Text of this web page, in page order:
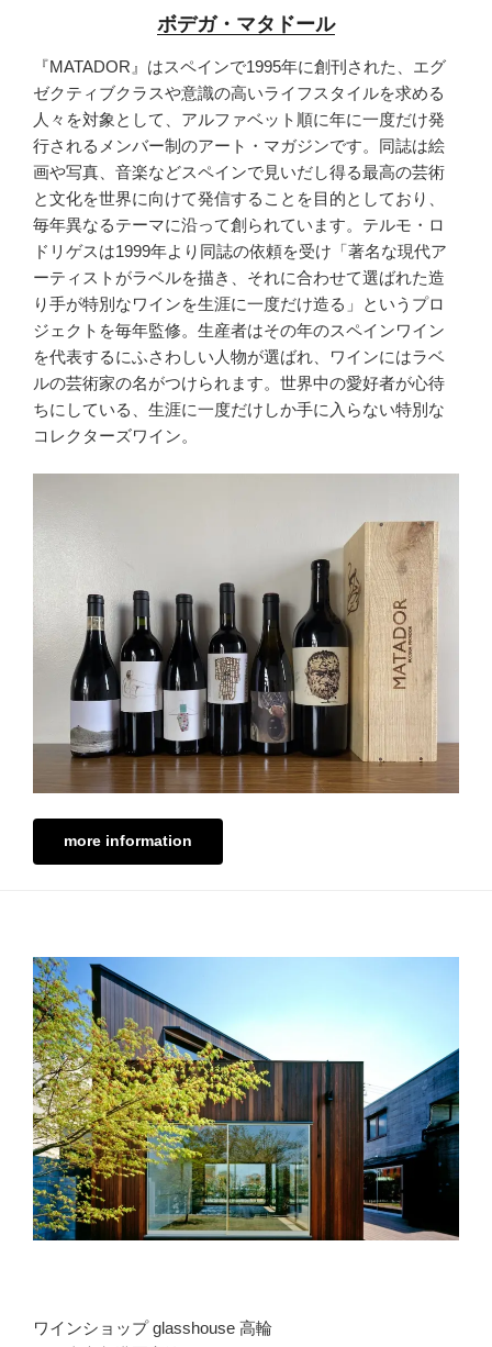
ボデガ・マタドール
『MATADOR』はスペインで1995年に創刊された、エグ
ゼクティブクラスや意識の高いライフスタイルを求める
人々を対象として、アルファベット順に年に一度だけ発
行されるメンバー制のアート・マガジンです。同誌は絵
画や写真、音楽などスペインで見いだし得る最高の芸術
と文化を世界に向けて発信することを目的としており、
毎年異なるテーマに沿って創られています。テルモ・ロ
ドリゲスは1999年より同誌の依頼を受け「著名な現代ア
ーティストがラベルを描き、それに合わせて選ばれた造
り手が特別なワインを生涯に一度だけ造る」というプロ
ジェクトを毎年監修。生産者はその年のスペインワイン
を代表するにふさわしい人物が選ばれ、ワインにはラベ
ルの芸術家の名がつけられます。世界中の愛好者が心待
ちにしている、生涯に一度だけしか手に入らない特別な
コレクターズワイン。
more information
ワインショップ glasshouse 高輪